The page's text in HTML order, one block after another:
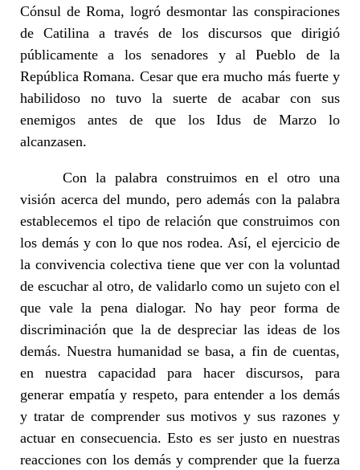
Cónsul de Roma, logró desmontar las conspiraciones
de Catilina a través de los discursos que dirigió
públicamente a los senadores y al Pueblo de la
República Romana. Cesar que era mucho más fuerte y
habilidoso no tuvo la suerte de acabar con sus
enemigos antes de que los Idus de Marzo lo
alcanzasen.
Con la palabra construimos en el otro una
visión acerca del mundo, pero además con la palabra
establecemos el tipo de relación que construimos con
los demás y con lo que nos rodea. Así, el ejercicio de
la convivencia colectiva tiene que ver con la voluntad
de escuchar al otro, de validarlo como un sujeto con el
que vale la pena dialogar. No hay peor forma de
discriminación que la de despreciar las ideas de los
demás. Nuestra humanidad se basa, a fin de cuentas,
en nuestra capacidad para hacer discursos, para
generar empatía y respeto, para entender a los demás
y tratar de comprender sus motivos y sus razones y
actuar en consecuencia. Esto es ser justo en nuestras
reacciones con los demás y comprender que la fuerza